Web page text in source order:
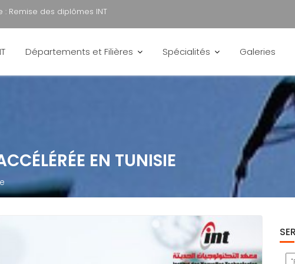
: Remise des diplômes INT
Départements et Filières Spécialités Galeries
EN TUNISIE